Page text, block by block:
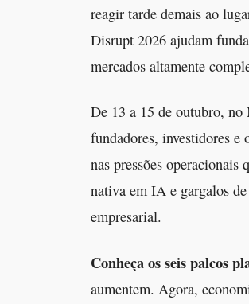
reagir tarde demais ao
Disrupt 2026 ajudam
mercados altamente
De 13 a 15 de outubro, no
fundadores, investidores e
nas pressões
nativa em IA e gargalos
empresarial.
Conheça os seis palcos
aumentem. Agora,